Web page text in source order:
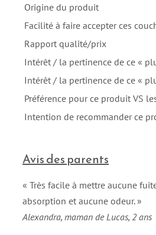
Origine du produit
Facilité à faire accepter ces
Rapport qualité/prix
Intérêt / la pertinence de ce «
Intérêt / la pertinence de ce «
Préférence pour ce produit VS
Intention de recommander ce
Avis des parents
« Très facile à mettre aucune
absorption et aucune odeur. »
Alexandra, maman de Lucas, 2 ans